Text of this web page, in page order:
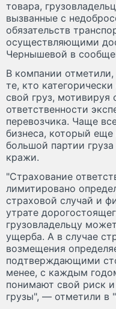
товара,
вызванные с
обязательств
осуществляющими
Чернышевой в
В компании отметили,
те, кто
свой груз, мотивируя
ответственности
перевозчика. Чаще
бизнеса, который еще
большой партии
кражи.
"Страхование
лимитировано
страховой случай и
утрате
грузовладельцу
ущерба. А в случае
возмещения
подтверждающими
менее, с каждым
понимают свой риск
грузы", — отметили в